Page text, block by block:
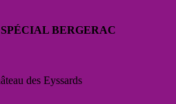
BERGERAC
des Eyssards